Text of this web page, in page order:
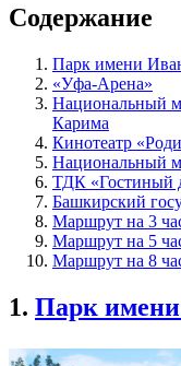
Содержание
Парк имени
«Уфа-Арена»
Национальный
Карима
Кинотеатр
Национальный
ТДК «Гостиный
Башкирский
Маршрут на 3
Маршрут на 5
Маршрут на 8
1. Парк